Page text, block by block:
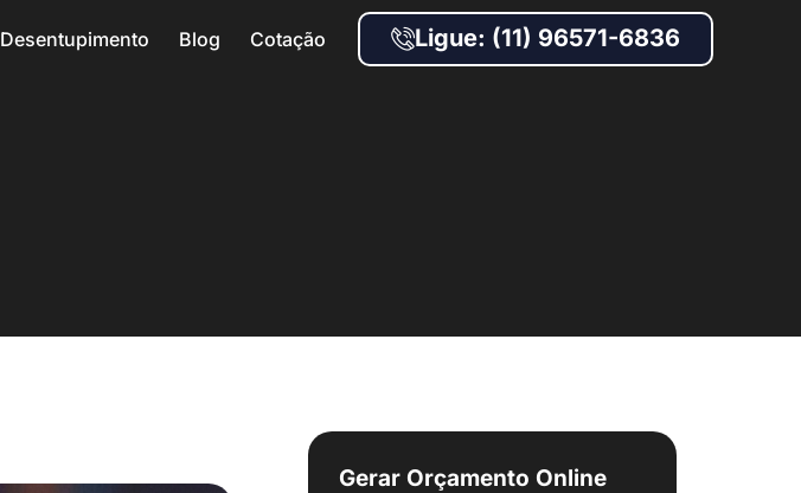
Desentupimento Blog Cotação Ligue: (11) 96571-6836
Gerar Orçamento Online